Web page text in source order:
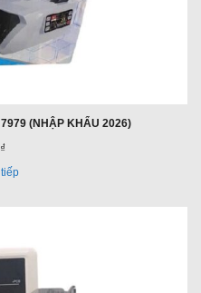
(NHẬP KHẨU 2026)